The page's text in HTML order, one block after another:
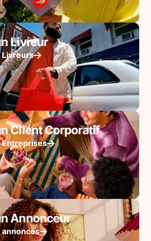
Livreur
Livreurs
Client Corporatif
Entreprises
Annonceur
annonces